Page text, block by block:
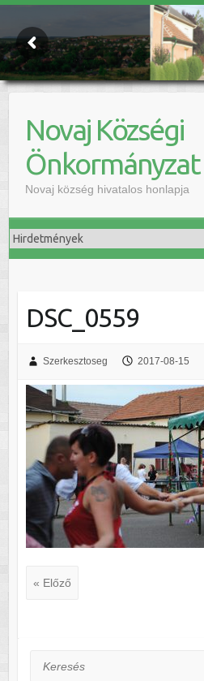
Novaj Községi
Önkormányzat
Novaj község hivatalos honlapja
DSC_0559
Szerkesztoseg 2017-08-15
« Előző
Keresés